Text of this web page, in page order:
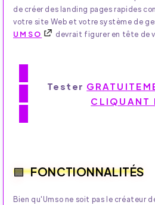
de créer des landing pages rapides
votre site Web et votre système de
UMSO
devrait figurer en tête de
Tester
CLIQUANT
FONCTIONNALITÉS
Bien qu'Umso ne soit pas le créateur